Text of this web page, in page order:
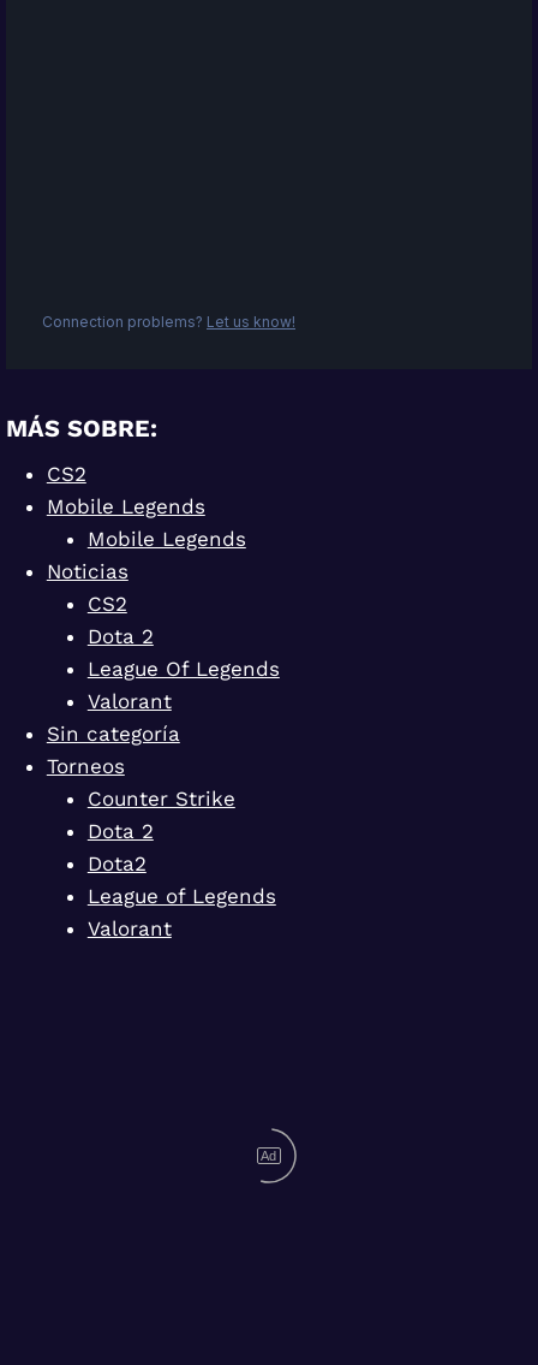
MÁS SOBRE:
CS2
Mobile Legends
Mobile Legends
Noticias
CS2
Dota 2
League Of Legends
Valorant
Sin categoría
Torneos
Counter Strike
Dota 2
Dota2
League of Legends
Valorant
Ad